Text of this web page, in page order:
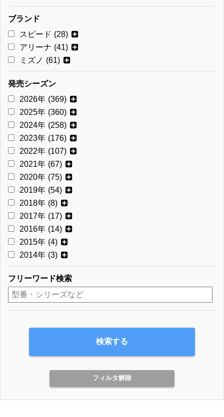
ブランド
スピード (28)
アリーナ (41)
ミズノ (61)
発売シーズン
2026年 (369)
2025年 (360)
2024年 (258)
2023年 (176)
2022年 (107)
2021年 (67)
2020年 (75)
2019年 (54)
2018年 (8)
2017年 (17)
2016年 (14)
2015年 (4)
2014年 (3)
フリーワード検索